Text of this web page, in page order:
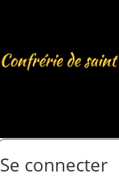
Se connecter